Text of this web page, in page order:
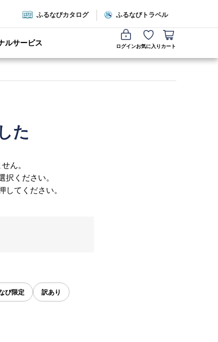
ふるなびカタログ ふるなびトラベル
ルサービス ログインお気に入り カート
た
ん。
ください。
てください。
び限定 訳あり